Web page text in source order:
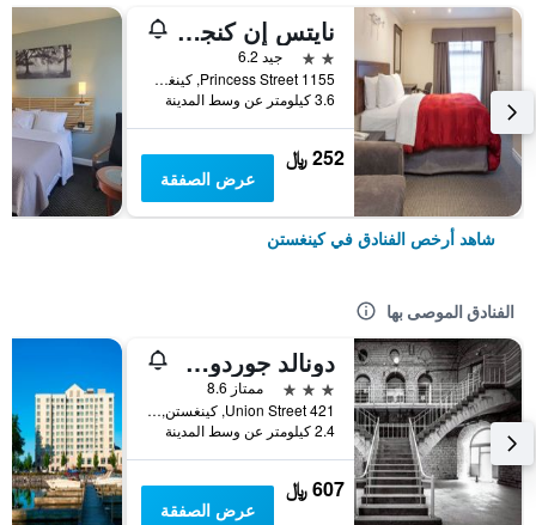
نايتس إن كنجستون
2 نجمتين
جيد 6.2
1155 Princess Street, كينغستن, ON, كندا
3.6 كيلومتر عن وسط المدينة
252 ﷼
عرض الصفقة
شاهد أرخص الفنادق في كينغستن
الفنادق الموصى بها
دونالد جوردون هوتل آند كونفيرانس سنتر
3 نجوم
ممتاز 8.6
421 Union Street, كينغستن, ON, كندا
2.4 كيلومتر عن وسط المدينة
607 ﷼
عرض الصفقة